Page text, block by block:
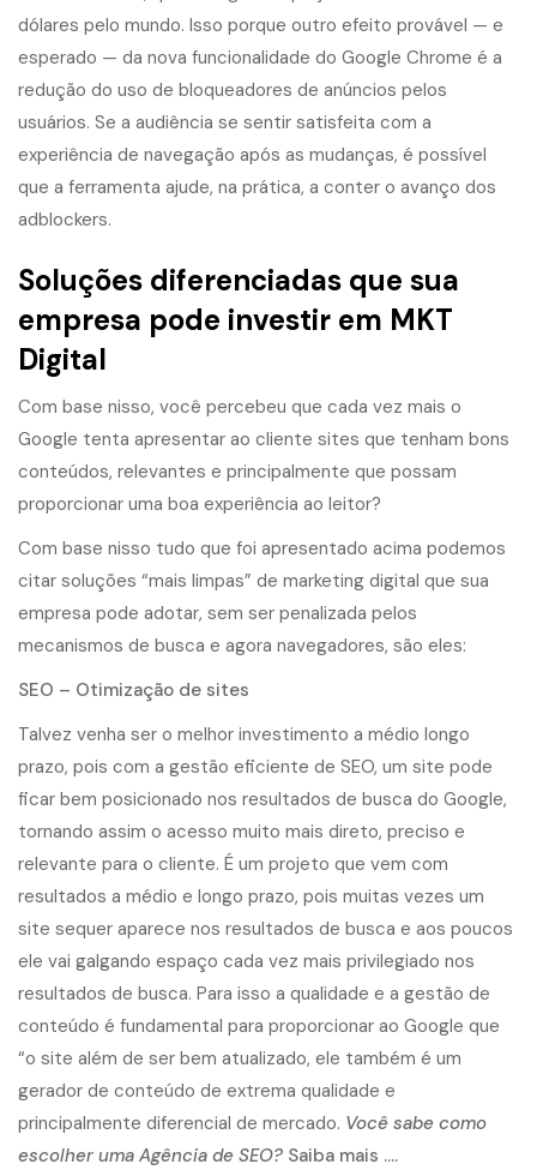
dólares pelo mundo. Isso porque outro efeito provável — e
esperado — da nova funcionalidade do Google Chrome é a
redução do uso de bloqueadores de anúncios pelos
usuários. Se a audiência se sentir satisfeita com a
experiência de navegação após as mudanças, é possível
que a ferramenta ajude, na prática, a conter o avanço dos
adblockers.
Soluções diferenciadas que sua
empresa pode investir em MKT
Digital
Com base nisso, você percebeu que cada vez mais o
Google tenta apresentar ao cliente sites que tenham bons
conteúdos, relevantes e principalmente que possam
proporcionar uma boa experiência ao leitor?
Com base nisso tudo que foi apresentado acima podemos
citar soluções “mais limpas” de marketing digital que sua
empresa pode adotar, sem ser penalizada pelos
mecanismos de busca e agora navegadores, são eles:
SEO – Otimização de sites
Talvez venha ser o melhor investimento a médio longo
prazo, pois com a gestão eficiente de SEO, um site pode
ficar bem posicionado nos resultados de busca do Google,
tornando assim o acesso muito mais direto, preciso e
relevante para o cliente. É um projeto que vem com
resultados a médio e longo prazo, pois muitas vezes um
site sequer aparece nos resultados de busca e aos poucos
ele vai galgando espaço cada vez mais privilegiado nos
resultados de busca. Para isso a qualidade e a gestão de
conteúdo é fundamental para proporcionar ao Google que
“o site além de ser bem atualizado, ele também é um
gerador de conteúdo de extrema qualidade e
principalmente diferencial de mercado. Você sabe como
escolher uma Agência de SEO? Saiba mais ….